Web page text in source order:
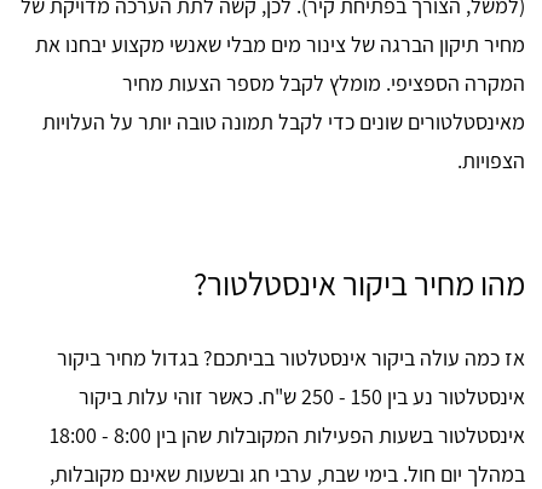
מחיר תיקון הברגה של צינור מים מבלי שאנשי מקצוע יבחנו את
המקרה הספציפי. מומלץ לקבל מספר הצעות מחיר
מאינסטלטורים שונים כדי לקבל תמונה טובה יותר על העלויות
הצפויות.
מהו מחיר ביקור אינסטלטור?
אז כמה עולה ביקור אינסטלטור בביתכם? בגדול מחיר ביקור
אינסטלטור נע בין 150 - 250 ש"ח. כאשר זוהי עלות ביקור
אינסטלטור בשעות הפעילות המקובלות שהן בין 8:00 - 18:00
במהלך יום חול. בימי שבת, ערבי חג ובשעות שאינם מקובלות,